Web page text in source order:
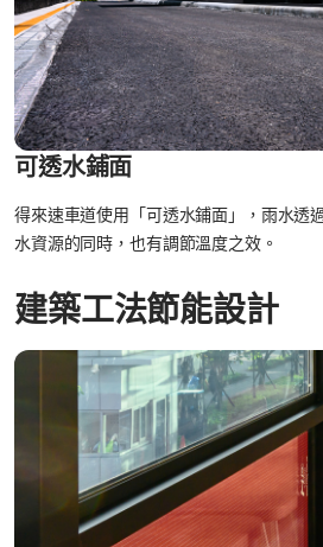
可透水鋪面
得來速車道使用「可透水鋪面」，雨水透
水資源的同時，也有調節溫度之效。
建築工法節能設計